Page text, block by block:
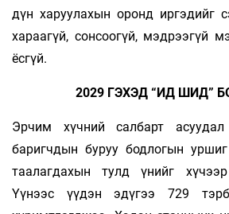
дүн харуулахын оронд иргэдийг
хараагүй, сонсоогүй, мэдрээгүй
ёсгүй.
2029 ГЭХЭД “ИД ШИД”
Эрчим хүчний салбарт
баригчдын буруу бодлогын
таалагдахын тулд үнийг
Үүнээс үүдэн эдүгээ 729